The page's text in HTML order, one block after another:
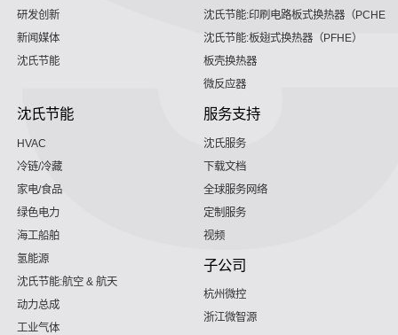
研发创新
新闻媒体
沈氏节能
沈氏节能:印刷电路板式换热器（PCHE）
沈氏节能:板翅式换热器（PFHE）
板壳换热器
微反应器
沈氏节能
HVAC
冷链/冷藏
家电/食品
绿色电力
海工船舶
氢能源
沈氏节能:航空 & 航天
动力总成
工业气体
服务支持
沈氏服务
下载文档
全球服务网络
定制服务
视频
子公司
杭州微控
浙江微智源